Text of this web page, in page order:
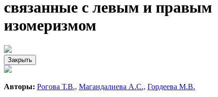
связанные с левым и правым
изомеризмом
Закрыть
Авторы: Рогова Т.В., Магандалиева А.С., Гордеева М.В.